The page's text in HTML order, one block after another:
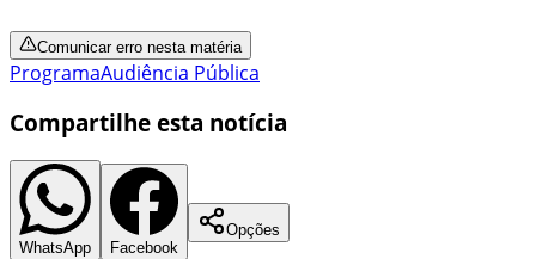
Comunicar erro nesta matéria
ProgramaAudiência Pública
Compartilhe esta notícia
WhatsApp Facebook
Opções